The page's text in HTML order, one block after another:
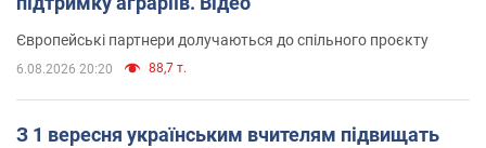
Європейські партнери долучаються до спільного проєкту
6.08.2026 20:20 88,7 т.
З 1 вересня українським вчителям підвищать